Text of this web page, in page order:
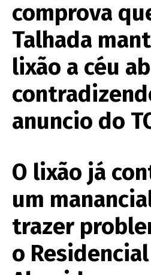
comprova
Talhada
lixão a céu
anuncio do
O lixão já
um
trazer
o